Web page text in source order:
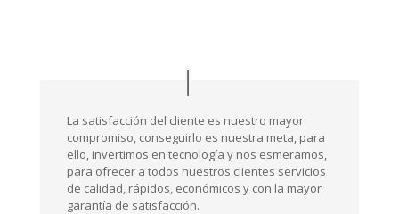
La satisfacción del cliente es nuestro mayor
compromiso, conseguirlo es nuestra meta, para
ello, invertimos en tecnología y nos esmeramos,
para ofrecer a todos nuestros clientes servicios
de calidad, rápidos, económicos y con la mayor
garantía de satisfacción.